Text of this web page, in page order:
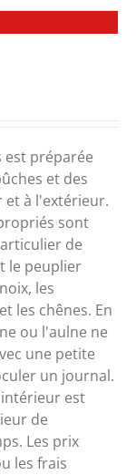
est préparée
et des
et à l'extérieur.
sont
de
le peuplier
les
les chênes. En
ou l'aulne ne
une petite
un journal.
est
de
Les prix
les frais